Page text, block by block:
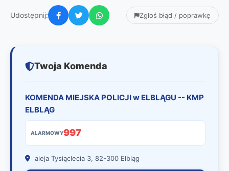
Udostępnij: Zgłoś błąd / poprawkę
Twoja Komenda
KOMENDA MIEJSKA POLICJI w ELBLĄGU -- KMP
ELBLĄG
ALARMOWY997
aleja Tysiąclecia 3, 82-300 Elbląg